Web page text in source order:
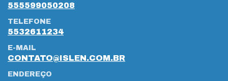
555599050208
TELEFONE
5532611234
E-MAIL
CONTATO@ISLEN.COM.BR
ENDEREÇO